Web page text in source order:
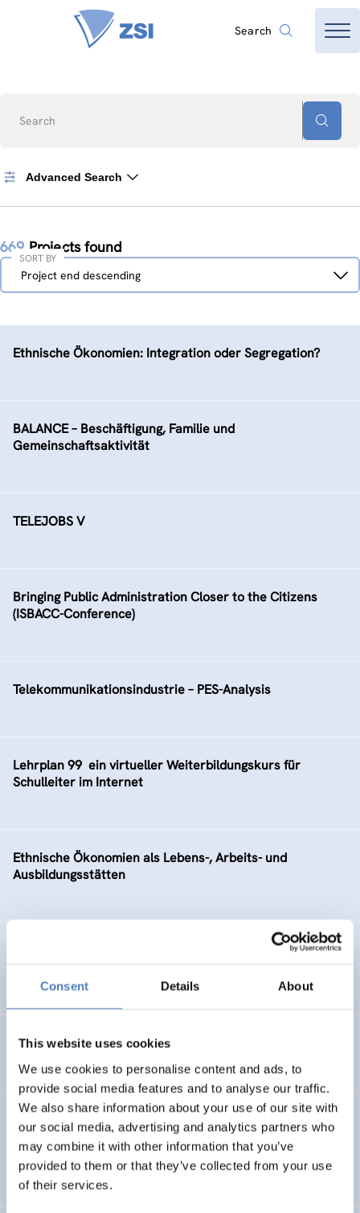
Consent Details About
This website uses cookies
We use cookies to personalise content and ads, to
provide social media features and to analyse our traffic.
We also share information about your use of our site with
our social media, advertising and analytics partners who
may combine it with other information that you’ve
provided to them or that they’ve collected from your use
of their services.
Search
Search
Advanced Search
669 Projects found
Sort
Project end descending
SORT BY
Ethnische Ökonomien: Integration oder Segregation?
BALANCE – Beschäftigung, Familie und
Gemeinschaftsaktivität
TELEJOBS V
Bringing Public Administration Closer to the Citizens
(ISBACC-Conference)
Telekommunikationsindustrie – PES-Analysis
Lehrplan 99  ein virtueller Weiterbildungskurs für
Schulleiter im Internet
Ethnische Ökonomien als Lebens-, Arbeits- und
Ausbildungsstätten
Machbarkeitsstudie für einen Pilotversuch Teleworking
Aufbau von “www.municipia.at”
Research Concerning Education and Training for
Teleworking